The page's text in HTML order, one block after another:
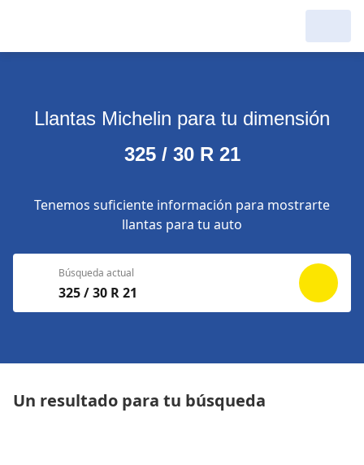
Llantas Michelin para tu dimensión
325 / 30 R 21
Tenemos suficiente información para mostrarte
llantas para tu auto
Búsqueda actual
325 / 30 R 21
Un resultado para tu búsqueda